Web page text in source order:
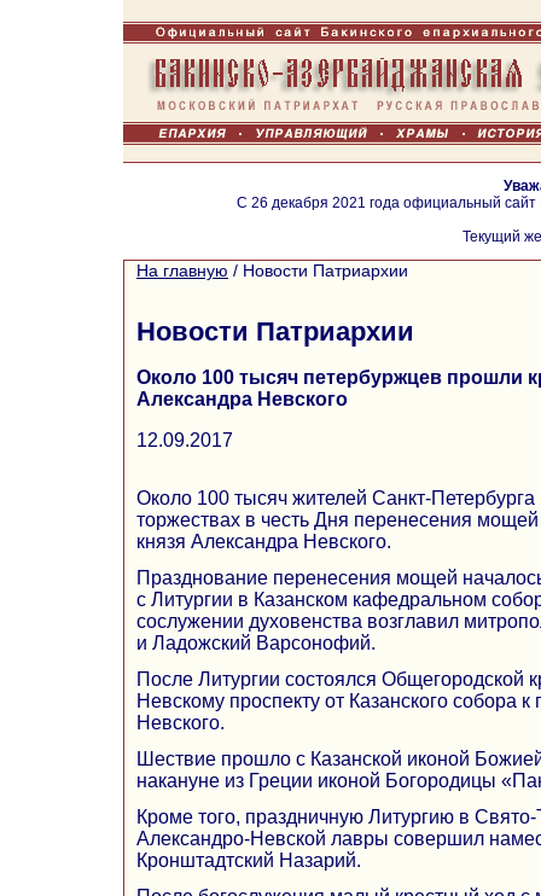
С 26 декабря 2021 года официальный
Текущий
На главную / Новости Патриархии
Новости Патриархии
Около 100 тысяч петербуржцев прошли
Александра Невского
12.09.2017
Около 100 тысяч жителей Санкт-Петербурга
торжествах в честь Дня перенесения мощей
князя Александра Невского.
Празднование перенесения мощей
с Литургии в Казанском кафедральном
сослужении духовенства возглавил
и Ладожский Варсонофий.
После Литургии состоялся Общегородской
Невскому проспекту от Казанского собора
Невского.
Шествие прошло с Казанской иконой
накануне из Греции иконой Богородицы
Кроме того, праздничную Литургию в
Александро-Невской лавры совершил
Кронштадтский Назарий.